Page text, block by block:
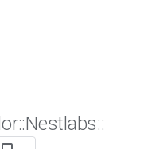
::Nestlabs::